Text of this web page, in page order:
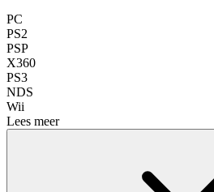
PC
PS2
PSP
X360
PS3
NDS
Wii
Lees meer